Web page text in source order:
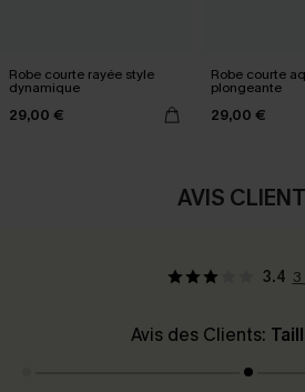
Robe courte rayée style
dynamique
29,00 €
Robe courte
plongeante
29,00 €
AVIS
3.4 3
Avis des Clients: